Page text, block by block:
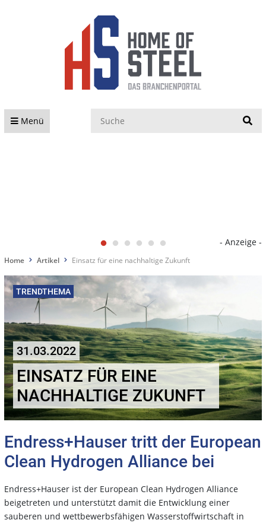
Menü
- Anzeige -
Home Artikel Einsatz für eine nachhaltige Zukunft
TRENDTHEMA
31.03.2022
EINSATZ FÜR EINE
NACHHALTIGE ZUKUNFT
Endress+Hauser tritt der European
Clean Hydrogen Alliance bei
Endress+Hauser ist der European Clean Hydrogen Alliance
beigetreten und unterstützt damit die Entwicklung einer
sauberen und wettbewerbsfähigen Wasserstoffwirtschaft in